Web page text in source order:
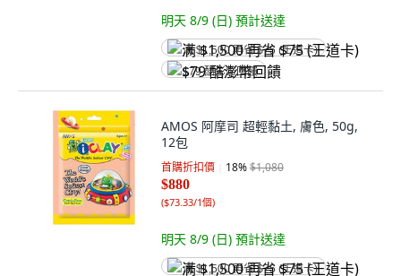
明天 8/9 (日) 預計送達
满 $1,500 再省 $75 (王道卡)
$79 酷澎幣回饋
AMOS 阿摩司 超輕黏土, 膚色, 50g,
12包
首購折扣價 18%$1,080
$880
($73.33/1個)
明天 8/9 (日) 預計送達
满 $1,500 再省 $75 (王道卡)